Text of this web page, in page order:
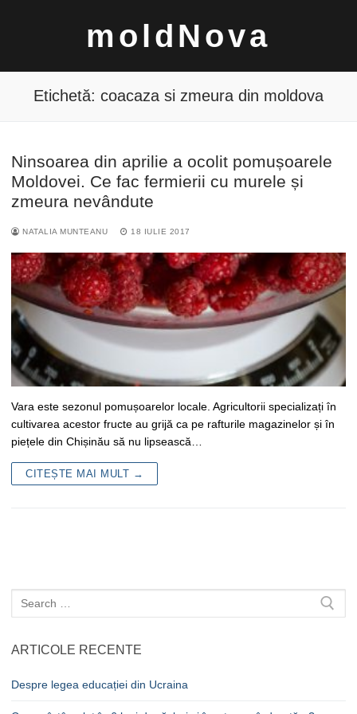
moldNova
Caută
Etichetă: coacaza si zmeura din moldova
Ninsoarea din aprilie a ocolit pomușoarele
Moldovei. Ce fac fermierii cu murele și
zmeura nevândute
NATALIA MUNTEANU 18 IULIE 2017
Vara este sezonul pomușoarelor locale. Agricultorii specializați în
cultivarea acestor fructe au grijă ca pe rafturile magazinelor și în
piețele din Chișinău să nu lipsească…
CITEȘTE MAI MULT →
Caută
după:
ARTICOLE RECENTE
Despre legea educației din Ucraina